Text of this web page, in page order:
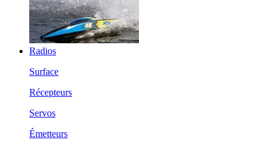
Radios
Surface
Récepteurs
Servos
Émetteurs